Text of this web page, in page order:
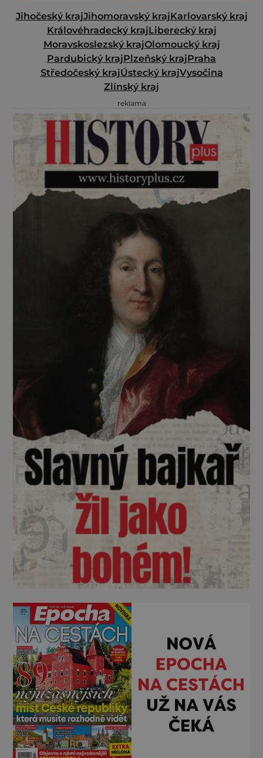
Jihočeský krajJihomoravský krajKarlovarský kraj
Královéhradecký krajLiberecký kraj
Moravskoslezský krajOlomoucký kraj
Pardubický krajPlzeňský krajPraha
Středočeský krajÚstecký krajVysočina
Zlínský kraj
reklama